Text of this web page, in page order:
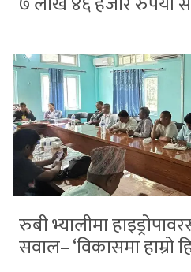
रुबी भ्यालीमा
सवाल– ‘विकासमा हाम्रो